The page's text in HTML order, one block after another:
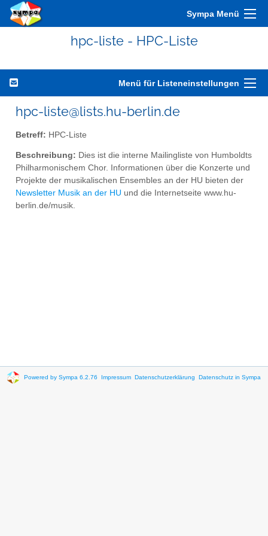
Sympa Menü
hpc-liste - HPC-Liste
Menü für Listeneinstellungen
hpc-liste@lists.hu-berlin.de
Betreff: HPC-Liste
Beschreibung: Dies ist die interne Mailingliste von Humboldts
Philharmonischem Chor. Informationen über die Konzerte und
Projekte der musikalischen Ensembles an der HU bieten der
Newsletter Musik an der HU und die Internetseite www.hu-
berlin.de/musik.
Powered by Sympa 6.2.76 Impressum Datenschutzerklärung Datenschutz in Sympa